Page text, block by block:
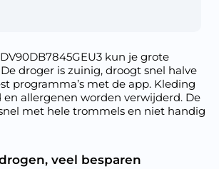
kun je grote
droger is zuinig, droogt snel halve
programma’s met de app. Kleding
allergenen worden verwijderd. De
met hele trommels en niet handig
veel besparen